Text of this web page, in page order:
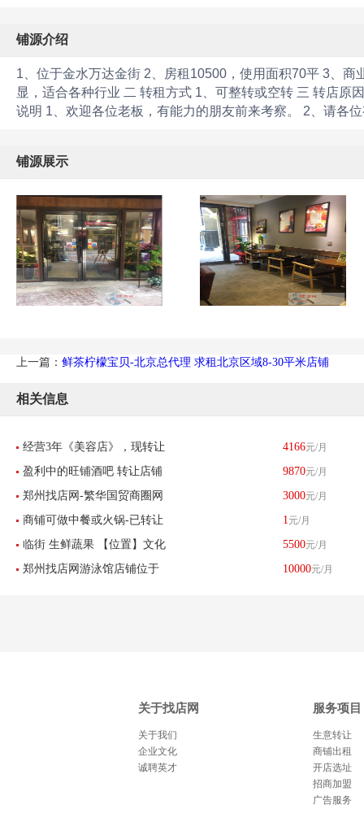
铺源介绍
1、位于金水万达金街 2、房租10500，使用面积70平 3、
显，适合各种行业 二 转租方式 1、可整转或空转 三 转店原
说明 1、欢迎各位老板，有能力的朋友前来考察。 2、请各
铺源展示
上一篇： 鲜茶柠檬宝贝-北京总代理 求租北京区域8-30平米店铺
相关信息
经营3年《美容店》，现转让 4166元/月
盈利中的旺铺酒吧 转让店铺
位于郑东新区 博学路
9870元/月
郑州找店网-繁华国贸商圈网
红风格美容美甲半永久服装
3000元/月
商铺可做中餐或火锅-已转让 1元/月
临街 生鲜蔬果 【位置】文化
北路体育路
5500元/月
郑州找店网游泳馆店铺位于 10000元/月
关于找店网
关于我们
企业文化
诚聘英才
服务项目
生意转让
商铺出租
开店选址
招商加盟
广告服务